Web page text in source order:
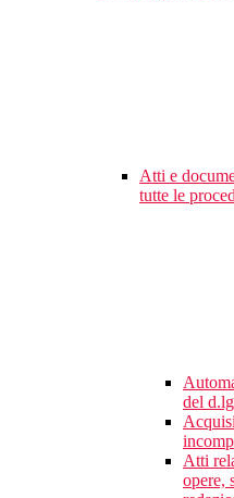
Atti e
tutte le
del
Atti
opere,